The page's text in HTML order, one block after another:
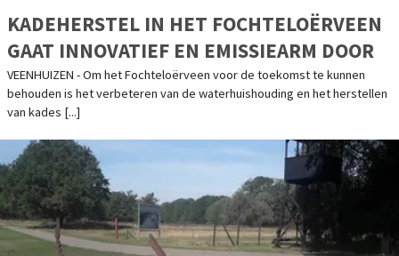
KADEHERSTEL IN HET FOCHTELOËRVEEN
GAAT INNOVATIEF EN EMISSIEARM DOOR
VEENHUIZEN - Om het Fochteloërveen voor de toekomst te kunnen
behouden is het verbeteren van de waterhuishouding en het herstellen
van kades [...]